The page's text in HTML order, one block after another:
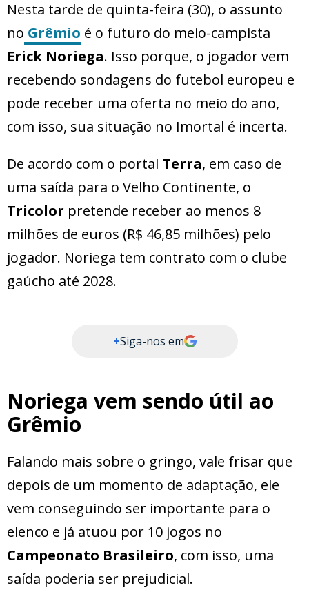
Nesta tarde de quinta-feira (30), o assunto
no Grêmio é o futuro do meio-campista
Erick Noriega. Isso porque, o jogador vem
recebendo sondagens do futebol europeu e
pode receber uma oferta no meio do ano,
com isso, sua situação no Imortal é incerta.
De acordo com o portal Terra, em caso de
uma saída para o Velho Continente, o
Tricolor pretende receber ao menos 8
milhões de euros (R$ 46,85 milhões) pelo
jogador. Noriega tem contrato com o clube
gaúcho até 2028.
+Siga-nos em
Noriega vem sendo útil ao
Grêmio
Falando mais sobre o gringo, vale frisar que
depois de um momento de adaptação, ele
vem conseguindo ser importante para o
elenco e já atuou por 10 jogos no
Campeonato Brasileiro, com isso, uma
saída poderia ser prejudicial.